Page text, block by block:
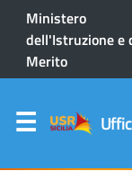
Ministero
dell'Istruzione e
Merito